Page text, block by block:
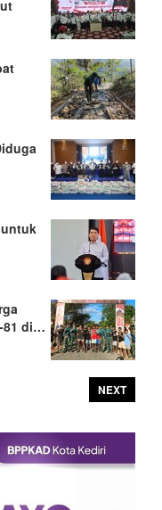
81 di…
NEXT